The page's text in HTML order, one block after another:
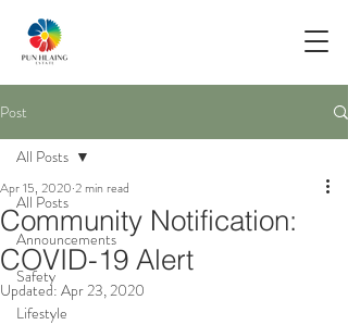
Post
All Posts
Announcements
Safety
Lifestyle
All Posts
Community Notification:
COVID-19 Alert
Apr 15, 2020 2 min read
Updated: Apr 23, 2020